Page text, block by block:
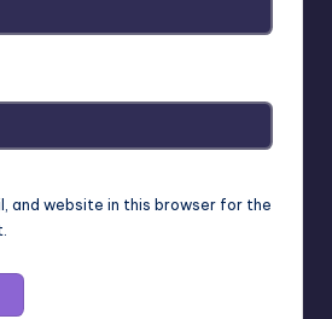
and website in this browser for the